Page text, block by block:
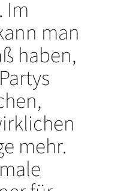
Im
man
haben,
mehr.